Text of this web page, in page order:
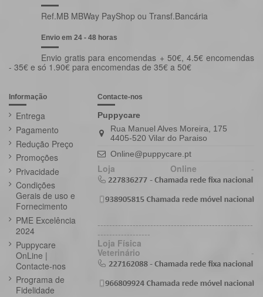
Ref.MB MBWay PayShop ou Transf.Bancária
Envio em 24 - 48 horas
Envio gratis para encomendas + 50€, 4.5€ encomendas
- 35€ e só 1.90€ para encomendas de 35€ a 50€
Informação
Entrega
Pagamento
Redução Preço
Promoções
Privacidade
Condições
Gerais de uso e
Fornecimento
PME Excelência
2024
Puppycare
OnLine |
Contacte-nos
Programa de
Fidelidade
Contacte-nos
Puppycare
Rua Manuel Alves Moreira, 175
4405-520 Vilar do Paraiso
Online@puppycare.pt
Loja Online -
-----------------------------------------------------
------------------
Loja Física
Veterinário -